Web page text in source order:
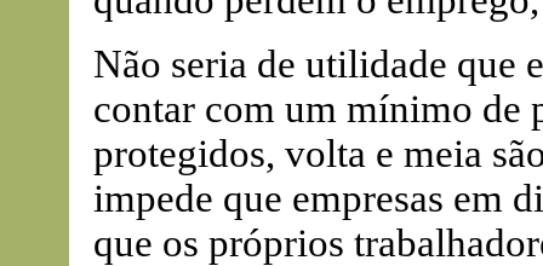
Não seria de utilidade que
contar com um mínimo de
protegidos, volta e meia
impede que empresas em
que os próprios